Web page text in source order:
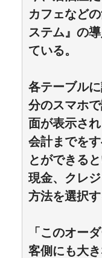
カフェなど
ステム』の
ている。
各テーブル
分のスマホ
面が表示さ
会計までを
とができる
現金、クレ
方法を選択す
「このオー
客側にも大